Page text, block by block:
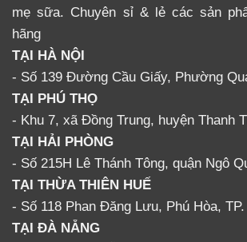
mẹ sữa. Chuyên sỉ & lẻ các sản
hãng
TẠI HÀ NỘI
- Số 139 Đường Cầu Giấy, Phường
TẠI PHÚ THỌ
- Khu 7, xã Đồng Trung, huyện Thanh
TẠI HẢI PHÒNG
- Số 215H Lê Thánh Tông, quận Ngô
TẠI THỪA THIÊN HUẾ
- Số 118 Phan Đăng Lưu, Phú Hòa,
TẠI ĐÀ NẴNG